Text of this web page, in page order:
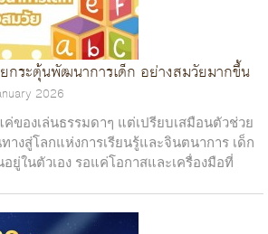
กระตุ้นพัฒนาการเด็ก อย่างสมวัยมากขึ้น
2026
ของเล่นธรรมดาๆ แต่เปรียบเสมือนตัวช่วย
างสู่โลกแห่งการเรียนรู้และจินตนาการ เด็ก
ในตัวเอง รอแค่โอกาสและเครื่องมือที่